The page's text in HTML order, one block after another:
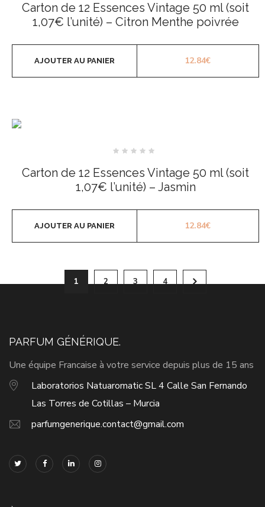
sur
5
Carton de 12 Essences Vintage 50 ml (soit
1,07€ l’unité) – Citron Menthe poivrée
12.84€
AJOUTER AU PANIER
sur
5
Carton de 12 Essences Vintage 50 ml (soit
1,07€ l’unité) – Jasmin
12.84€
AJOUTER AU PANIER
1 2 3 4
PARFUM GÉNÉRIQUE.
Une équipe Francaise à votre service depuis plus de 15 ans
Laboratorios Natuaromatic SL 4 Calle San Fernando
Las Torres de Cotillas – Murcia
parfumgenerique.contact@gmail.com